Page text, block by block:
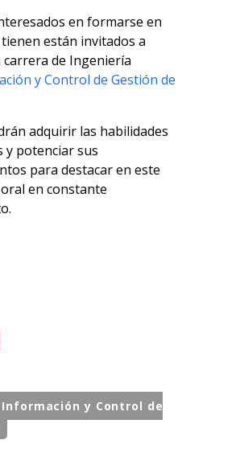
en formarse en
están invitados a
carrera de Ingeniería
y Control de Gestión de
adquirir las habilidades
y potenciar sus
para destacar en este
en constante
y Control de